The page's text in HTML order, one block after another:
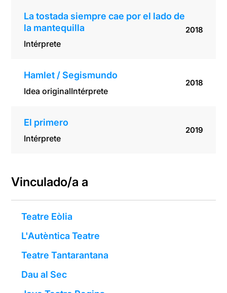
La tostada siempre cae por el lado de
la mantequilla
Intérprete
2018
Hamlet / Segismundo
Idea originalIntérprete
2018
El primero
Intérprete
2019
Vinculado/a a
Teatre Eòlia
L'Autèntica Teatre
Teatre Tantarantana
Dau al Sec